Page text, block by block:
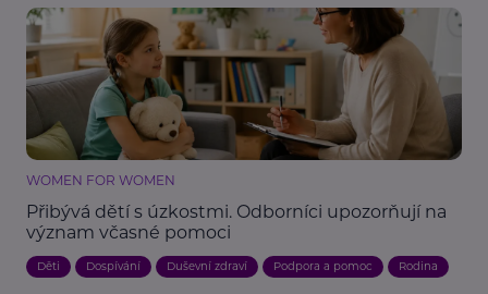
WOMEN FOR WOMEN
Přibývá dětí s úzkostmi. Odborníci upozorňují na
význam včasné pomoci
Děti Dospívání Duševní zdraví Podpora a pomoc Rodina